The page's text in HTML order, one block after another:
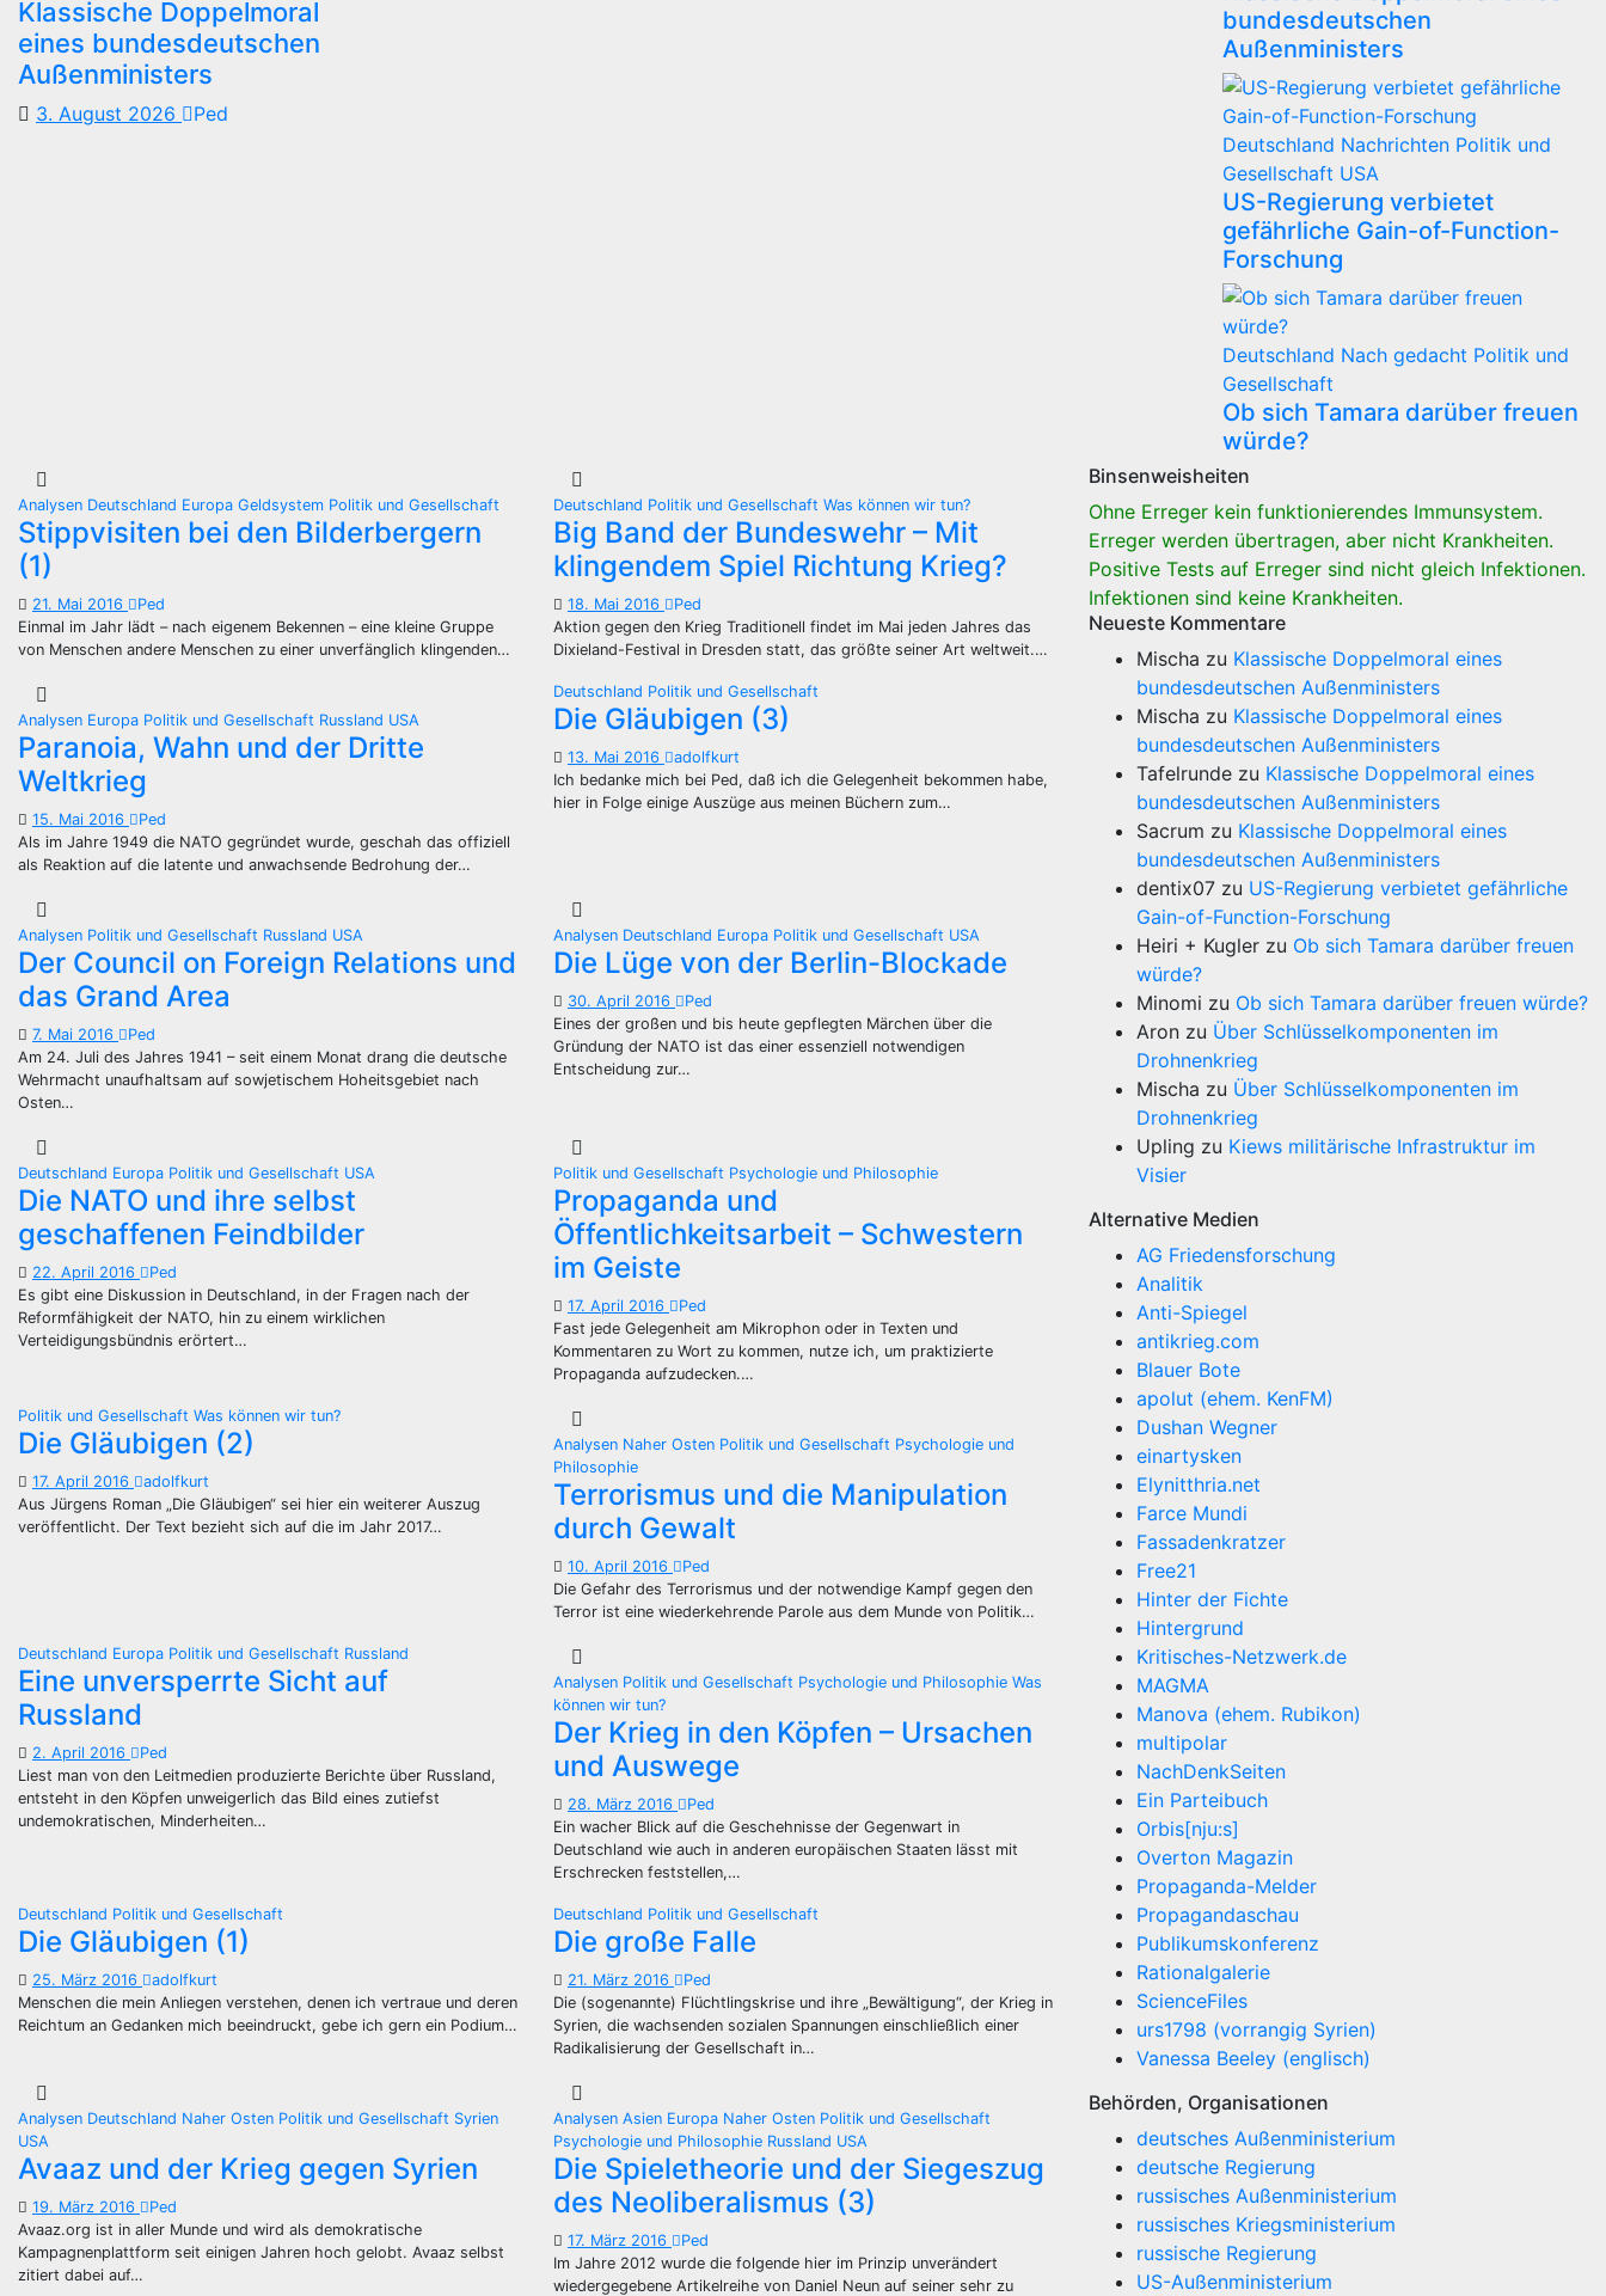
Klassische Doppelmoral
eines bundesdeutschen
Außenministers
3. August 2026 Ped
bundesdeutschen
Außenministers
Deutschland Nachrichten Politik und
Gesellschaft USA
US-Regierung verbietet
gefährliche Gain-of-Function-
Forschung
Deutschland Nach gedacht Politik und
Gesellschaft
Ob sich Tamara darüber freuen
würde?
Analysen Deutschland Europa Geldsystem Politik und Gesellschaft
Stippvisiten bei den Bilderbergern
(1)
21. Mai 2016
Ped
Einmal im Jahr lädt – nach eigenem Bekennen – eine kleine Gruppe
von Menschen andere Menschen zu einer unverfänglich klingenden…
Deutschland Politik und Gesellschaft Was können wir tun?
Big Band der Bundeswehr – Mit
klingendem Spiel Richtung Krieg?
18. Mai 2016
Ped
Aktion gegen den Krieg Traditionell findet im Mai jeden Jahres das
Dixieland-Festival in Dresden statt, das größte seiner Art weltweit.…
Analysen Europa Politik und Gesellschaft Russland USA
Paranoia, Wahn und der Dritte
Weltkrieg
15. Mai 2016
Ped
Als im Jahre 1949 die NATO gegründet wurde, geschah das offiziell
als Reaktion auf die latente und anwachsende Bedrohung der…
Deutschland Politik und Gesellschaft
Die Gläubigen (3)
13. Mai 2016
adolfkurt
Ich bedanke mich bei Ped, daß ich die Gelegenheit bekommen habe,
hier in Folge einige Auszüge aus meinen Büchern zum…
Analysen Politik und Gesellschaft Russland USA
Der Council on Foreign Relations und
das Grand Area
7. Mai 2016
Ped
Am 24. Juli des Jahres 1941 – seit einem Monat drang die deutsche
Wehrmacht unaufhaltsam auf sowjetischem Hoheitsgebiet nach
Osten…
Analysen Deutschland Europa Politik und Gesellschaft USA
Die Lüge von der Berlin-Blockade
30. April 2016
Ped
Eines der großen und bis heute gepflegten Märchen über die
Gründung der NATO ist das einer essenziell notwendigen
Entscheidung zur…
Deutschland Europa Politik und Gesellschaft USA
Die NATO und ihre selbst
geschaffenen Feindbilder
22. April 2016
Ped
Es gibt eine Diskussion in Deutschland, in der Fragen nach der
Reformfähigkeit der NATO, hin zu einem wirklichen
Verteidigungsbündnis erörtert…
Politik und Gesellschaft Psychologie und Philosophie
Propaganda und
Öffentlichkeitsarbeit – Schwestern
im Geiste
17. April 2016
Ped
Fast jede Gelegenheit am Mikrophon oder in Texten und
Kommentaren zu Wort zu kommen, nutze ich, um praktizierte
Propaganda aufzudecken.…
Politik und Gesellschaft Was können wir tun?
Die Gläubigen (2)
17. April 2016
adolfkurt
Aus Jürgens Roman „Die Gläubigen“ sei hier ein weiterer Auszug
veröffentlicht. Der Text bezieht sich auf die im Jahr 2017…
Analysen Naher Osten Politik und Gesellschaft Psychologie und
Philosophie
Terrorismus und die Manipulation
durch Gewalt
10. April 2016
Ped
Die Gefahr des Terrorismus und der notwendige Kampf gegen den
Terror ist eine wiederkehrende Parole aus dem Munde von Politik…
Deutschland Europa Politik und Gesellschaft Russland
Eine unversperrte Sicht auf
Russland
2. April 2016
Ped
Liest man von den Leitmedien produzierte Berichte über Russland,
entsteht in den Köpfen unweigerlich das Bild eines zutiefst
undemokratischen, Minderheiten…
Analysen Politik und Gesellschaft Psychologie und Philosophie Was
können wir tun?
Der Krieg in den Köpfen – Ursachen
und Auswege
28. März 2016
Ped
Ein wacher Blick auf die Geschehnisse der Gegenwart in
Deutschland wie auch in anderen europäischen Staaten lässt mit
Erschrecken feststellen,…
Deutschland Politik und Gesellschaft
Die Gläubigen (1)
25. März 2016
adolfkurt
Menschen die mein Anliegen verstehen, denen ich vertraue und deren
Reichtum an Gedanken mich beeindruckt, gebe ich gern ein Podium…
Deutschland Politik und Gesellschaft
Die große Falle
21. März 2016
Ped
Die (sogenannte) Flüchtlingskrise und ihre „Bewältigung“, der Krieg in
Syrien, die wachsenden sozialen Spannungen einschließlich einer
Radikalisierung der Gesellschaft in…
Analysen Deutschland Naher Osten Politik und Gesellschaft Syrien
USA
Avaaz und der Krieg gegen Syrien
19. März 2016
Ped
Avaaz.org ist in aller Munde und wird als demokratische
Kampagnenplattform seit einigen Jahren hoch gelobt. Avaaz selbst
zitiert dabei auf…
Analysen Asien Europa Naher Osten Politik und Gesellschaft
Psychologie und Philosophie Russland USA
Die Spieletheorie und der Siegeszug
des Neoliberalismus (3)
17. März 2016
Ped
Im Jahre 2012 wurde die folgende hier im Prinzip unverändert
wiedergegebene Artikelreihe von Daniel Neun auf seiner sehr zu
Binsenweisheiten
Ohne Erreger kein funktionierendes Immunsystem.
Erreger werden übertragen, aber nicht Krankheiten.
Positive Tests auf Erreger sind nicht gleich Infektionen.
Infektionen sind keine Krankheiten.
Neueste Kommentare
Mischa zu Klassische Doppelmoral eines
bundesdeutschen Außenministers
Mischa zu Klassische Doppelmoral eines
bundesdeutschen Außenministers
Tafelrunde zu Klassische Doppelmoral eines
bundesdeutschen Außenministers
Sacrum zu Klassische Doppelmoral eines
bundesdeutschen Außenministers
dentix07 zu US-Regierung verbietet gefährliche
Gain-of-Function-Forschung
Heiri + Kugler zu Ob sich Tamara darüber freuen
würde?
Minomi zu Ob sich Tamara darüber freuen würde?
Aron zu Über Schlüsselkomponenten im
Drohnenkrieg
Mischa zu Über Schlüsselkomponenten im
Drohnenkrieg
Upling zu Kiews militärische Infrastruktur im
Visier
Alternative Medien
AG Friedensforschung
Analitik
Anti-Spiegel
antikrieg.com
Blauer Bote
apolut (ehem. KenFM)
Dushan Wegner
einartysken
Elynitthria.net
Farce Mundi
Fassadenkratzer
Free21
Hinter der Fichte
Hintergrund
Kritisches-Netzwerk.de
MAGMA
Manova (ehem. Rubikon)
multipolar
NachDenkSeiten
Ein Parteibuch
Orbis[nju:s]
Overton Magazin
Propaganda-Melder
Propagandaschau
Publikumskonferenz
Rationalgalerie
ScienceFiles
urs1798 (vorrangig Syrien)
Vanessa Beeley (englisch)
Behörden, Organisationen
deutsches Außenministerium
deutsche Regierung
russisches Außenministerium
russisches Kriegsministerium
russische Regierung
US-Außenministerium